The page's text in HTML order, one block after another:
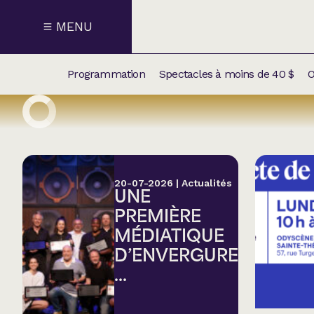
MENU
NOS
Humour
Programmation Spectacles à moins de 40 $
20-07-2026 | Actualités
UNE
PREMIÈRE
MÉDIATIQUE
D’ENVERGURE
...